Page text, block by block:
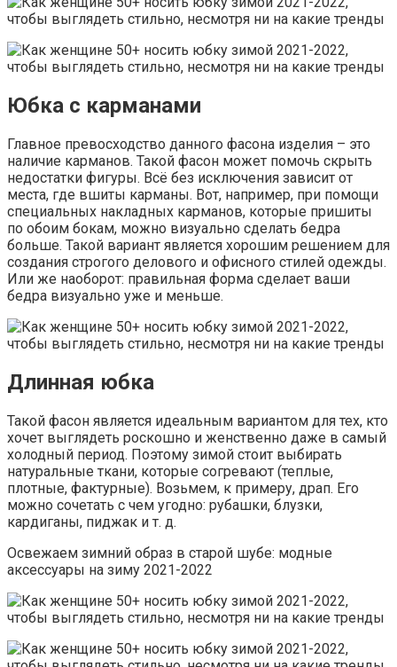
Юбка с карманами
Главное превосходство данного фасона изделия – это
наличие карманов. Такой фасон может помочь скрыть
недостатки фигуры. Всё без исключения зависит от
места, где вшиты карманы. Вот, например, при помощи
специальных накладных карманов, которые пришиты
по обоим бокам, можно визуально сделать бедра
больше. Такой вариант является хорошим решением для
создания строгого делового и офисного стилей одежды.
Или же наоборот: правильная форма сделает ваши
бедра визуально уже и меньше.
Длинная юбка
Такой фасон является идеальным вариантом для тех, кто
хочет выглядеть роскошно и женственно даже в самый
холодный период. Поэтому зимой стоит выбирать
натуральные ткани, которые согревают (теплые,
плотные, фактурные). Возьмем, к примеру, драп. Его
можно сочетать с чем угодно: рубашки, блузки,
кардиганы, пиджак и т. д.
Освежаем зимний образ в старой шубе: модные
аксессуары на зиму 2021-2022